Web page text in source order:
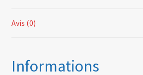
Avis (0)
Informations